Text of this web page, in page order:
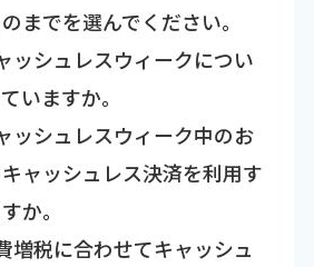
までを選んでください。
ッシュレスウィークについ
いますか。
ッシュレスウィーク中のお
ャッシュレス決済を利用す
か。
増税に合わせてキャッシュ